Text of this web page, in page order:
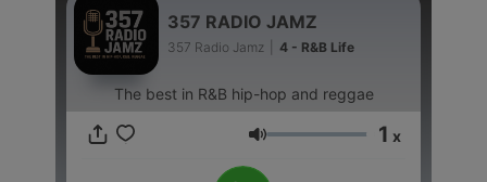
357 RADIO JAMZ
357 Radio Jamz 4 - R&B Life
The best in R&B hip-hop and reggae
Głośność 1 x